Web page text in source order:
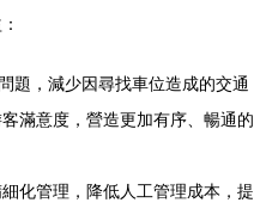
題，減少因尋找車位造成的交通
滿意度，營造更加有序、暢通的
化管理，降低人工管理成本，提